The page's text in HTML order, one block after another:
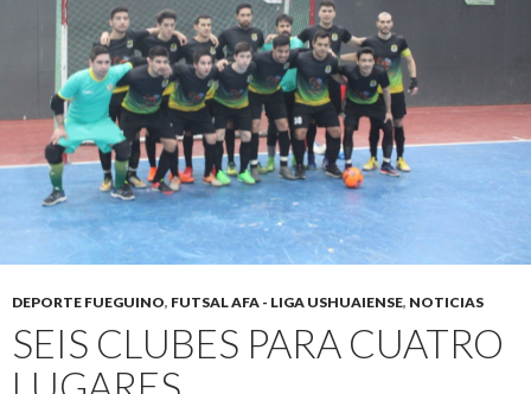
DEPORTE FUEGUINO, FUTSAL AFA - LIGA USHUAIENSE, NOTICIAS
SEIS CLUBES PARA CUATRO